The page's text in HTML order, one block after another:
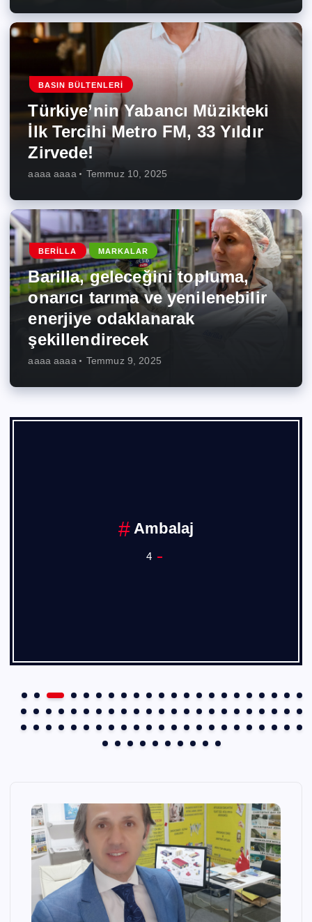
BASIN BÜLTENLERI
Türkiye’nin Yabancı Müzikteki
İlk Tercihi Metro FM, 33 Yıldır
Zirvede!
aaaa aaaa Temmuz 10, 2025
BERILLA MARKALAR
Barilla, geleceğini topluma,
onarıcı tarıma ve yenilenebilir
enerjiye odaklanarak
şekillendirecek
aaaa aaaa Temmuz 9, 2025
Ambalaj
4